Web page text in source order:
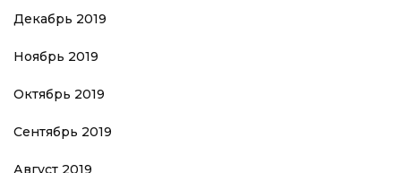
Декабрь 2019
Ноябрь 2019
Октябрь 2019
Сентябрь 2019
Август 2019